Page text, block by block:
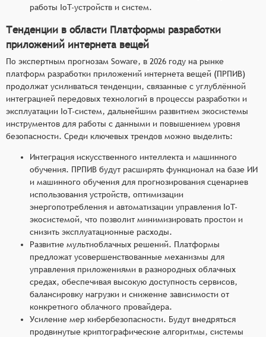
работы IoT-устройств и систем.
Тенденции в области Платформы разработки
приложений интернета вещей
По экспертным прогнозам Soware, в 2026 году на рынке
платформ разработки приложений интернета вещей (ПРПИВ)
продолжат усиливаться тенденции, связанные с углублённой
интеграцией передовых технологий в процессы разработки и
эксплуатации IoT-систем, дальнейшим развитием экосистемы
инструментов для работы с данными и повышением уровня
безопасности. Среди ключевых трендов можно выделить:
Интеграция искусственного интеллекта и машинного
обучения. ПРПИВ будут расширять функционал на базе ИИ
и машинного обучения для прогнозирования сценариев
использования устройств, оптимизации
энергопотребления и автоматизации управления IoT-
экосистемой, что позволит минимизировать простои и
снизить эксплуатационные расходы.
Развитие мультиоблачных решений. Платформы
предложат усовершенствованные механизмы для
управления приложениями в разнородных облачных
средах, обеспечивая высокую доступность сервисов,
балансировку нагрузки и снижение зависимости от
конкретного облачного провайдера.
Усиление мер кибербезопасности. Будут внедряться
продвинутые криптографические алгоритмы, системы